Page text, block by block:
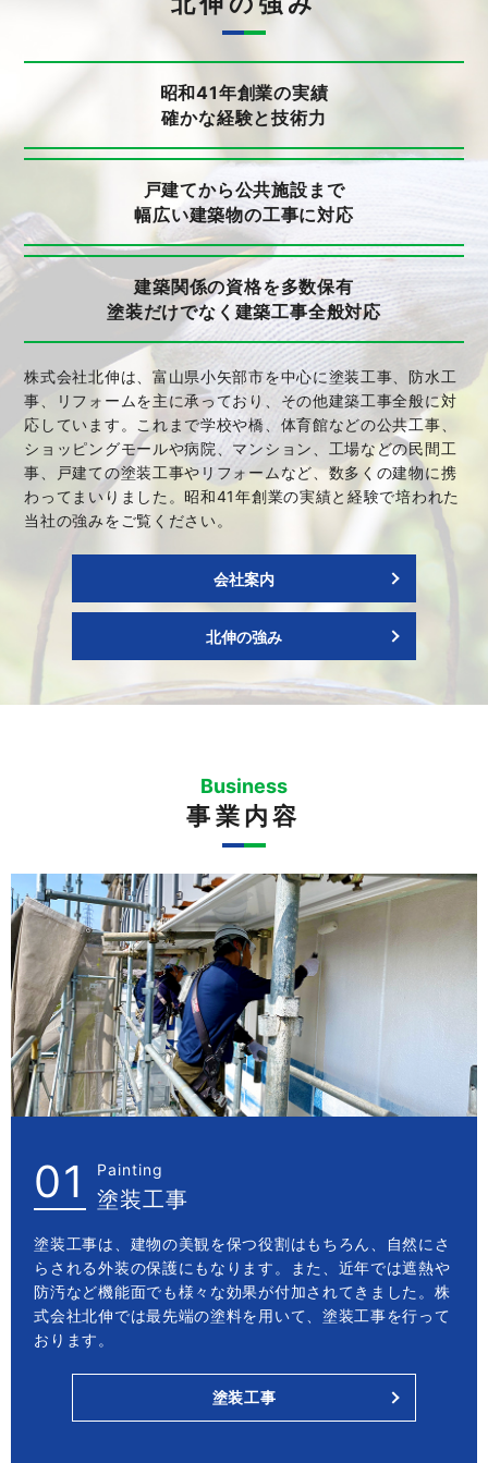
昭和41年創業の実績
確かな経験と技術力
戸建てから公共施設まで
幅広い建築物の工事に対応
建築関係の資格を多数保有
塗装だけでなく 建築工事全般対応
株式会社北伸は、富山県小矢部市を中心に塗装工事、防水工
事、リフォームを主に承っており、その他建築工事全般に対
応しています。これまで学校や橋、体育館などの公共工事、
ショッピングモールや病院、マンション、工場などの民間工
事、戸建ての塗装工事やリフォームなど、数多くの建物に携
わってまいりました。昭和41年創業の実績と経験で培われた
当社の強みをご覧ください。
会社案内
北伸の強み
Business
事業内容
01 Painting
塗装工事
塗装工事は、建物の美観を保つ役割はもちろん、自然にさ
らされる外装の保護にもなります。また、近年では遮熱や
防汚など機能面でも様々な効果が付加されてきました。株
式会社北伸では最先端の塗料を用いて、塗装工事を行って
おります。
塗装工事